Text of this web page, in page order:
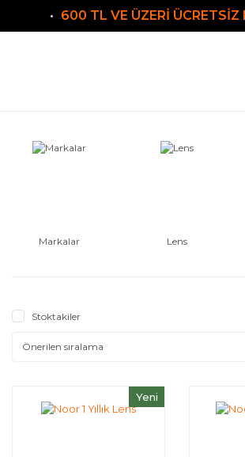
600 TL VE ÜZERİ ÜCRETSİZ
Markalar Lens
Stoktakiler
Yeni